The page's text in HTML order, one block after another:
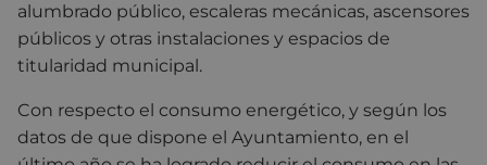
alumbrado público, escaleras mecánicas, ascensores
públicos y otras instalaciones y espacios de
titularidad municipal.
Con respecto el consumo energético, y según los
datos de que dispone el Ayuntamiento, en el